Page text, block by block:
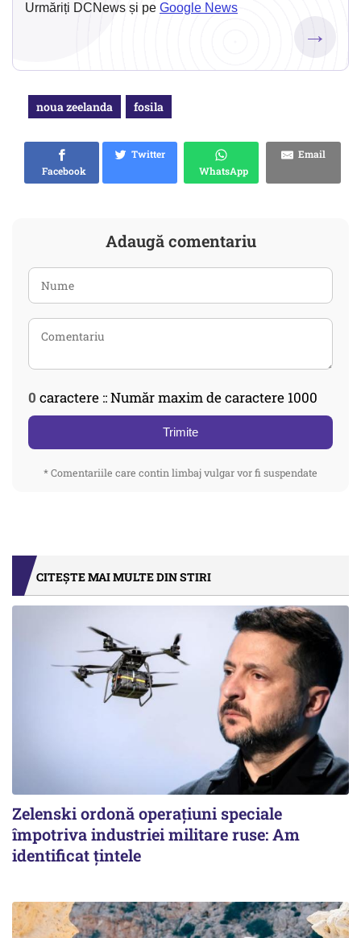
Urmăriți DCNews și pe Google News
→
noua zeelanda fosila
Facebook
Twitter
WhatsApp
Email
Adaugă comentariu
0 caractere :: Număr maxim de caractere 1000
Trimite
* Comentariile care contin limbaj vulgar vor fi suspendate
CITEȘTE MAI MULTE DIN STIRI
Zelenski ordonă operațiuni speciale
împotriva industriei militare ruse: Am
identificat țintele